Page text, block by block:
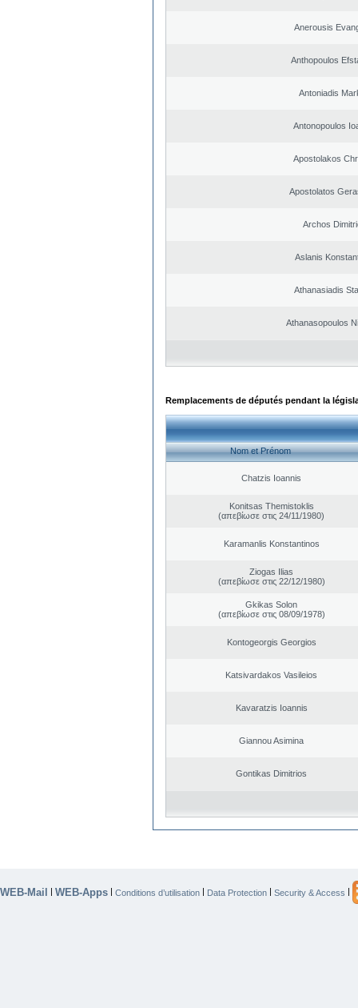
Anerousis
Anthopoulos
Antoniadis
Antonopoulos
Apostolakos
Apostolatos
Archos
Aslanis
Athanasiadis
Athanasopoulos
Remplacements de députés pendant la
Nom et Prénom
Chatzis Ioannis
Konitsas Themistoklis
(απεβίωσε στις 24/11/1980)
Karamanlis Konstantinos
Ziogas Ilias
(απεβίωσε στις 22/12/1980)
Gkikas Solon
(απεβίωσε στις 08/09/1978)
Kontogeorgis Georgios
Katsivardakos Vasileios
Kavaratzis Ioannis
Giannou Asimina
Gontikas Dimitrios
WEB-Mail | WEB-Apps | Conditions d’utilisation | Data Protection | Security & Access |